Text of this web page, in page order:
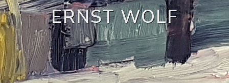
ERNST WOLF